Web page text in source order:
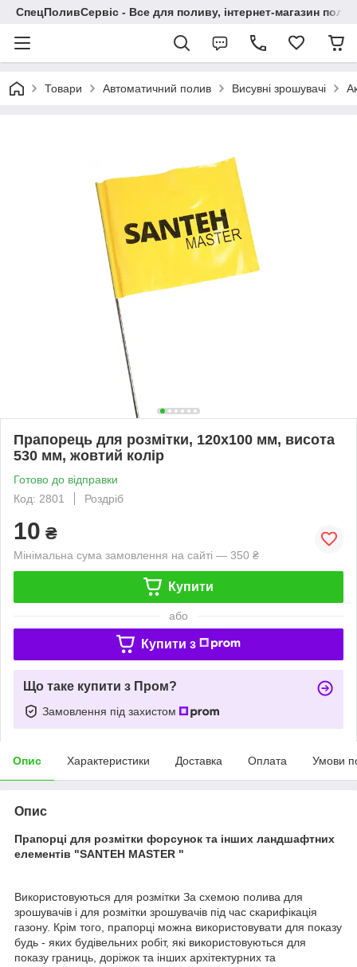
СпецПоливСервіс - Все для поливу, інтернет-магазин
Товари Автоматичний полив Висувні зрошувачі
Прапорець для розмітки, 120x100 мм, висота
530 мм, жовтий колір
Готово до відправки
Код: 2801
Роздріб
10 ₴
Мінімальна сума замовлення на сайті — 350 ₴
Купити
або
Купити з
Що таке купити з Пром?
Замовлення під захистом
Опис Характеристики Доставка Оплата Умови
Опис
Прапорці для розмітки форсунок та інших ландшафтних
елементів "SANTEH MASTER "
Використовуються для розмітки За схемою полива для
зрошувачів і для розмітки зрошувачів під час скарифікація
газону. Крім того, прапорці можна використовувати для показу
будь - яких будівельних робіт, які використовуються для
показу границь, доріжок та інших архітектурних та